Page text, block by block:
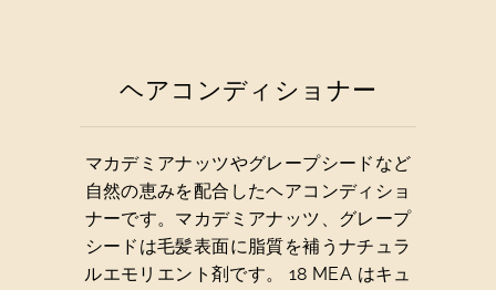
ヘアコンディショナー
マカデミアナッツやグレープシードなど
自然の恵みを配合したヘアコンディショ
ナーです。マカデミアナッツ、グレープ
シードは毛髪表面に脂質を補うナチュラ
ルエモリエント剤です。 18 MEA はキュ